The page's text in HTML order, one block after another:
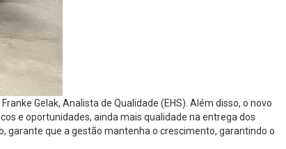
Gelak, Analista de Qualidade (EHS). Além disso, o novo
e oportunidades, ainda mais qualidade na entrega dos
garante que a gestão mantenha o crescimento, garantindo o